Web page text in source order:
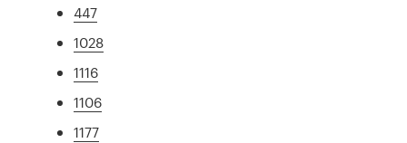
447
1028
1116
1106
1177